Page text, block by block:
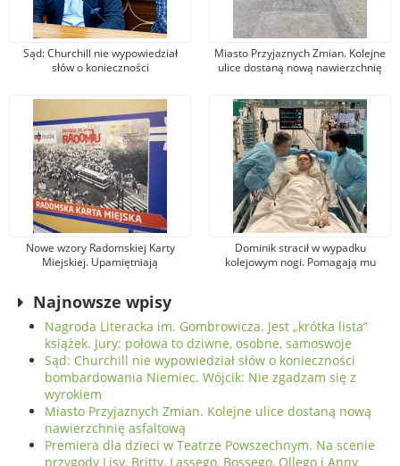
Sąd: Churchill nie wypowiedział
słów o konieczności
Nie zgadzam się z wyrokiem
Miasto Przyjaznych Zmian. Kolejne
ulice dostaną nową nawierzchnię
Nowe wzory Radomskiej Karty
Miejskiej. Upamiętniają
Dominik stracił w wypadku
kolejowym nogi. Pomagają mu
Najnowsze wpisy
Nagroda Literacka im. Gombrowicza. Jest „krótka lista”
książek. Jury: połowa to dziwne, osobne, samoswoje
Sąd: Churchill nie wypowiedział słów o konieczności
bombardowania Niemiec. Wójcik: Nie zgadzam się z
wyrokiem
Miasto Przyjaznych Zmian. Kolejne ulice dostaną nową
nawierzchnię asfaltową
Premiera dla dzieci w Teatrze Powszechnym. Na scenie
przygody Lisy, Britty, Lassego, Bossego, Ollego i Anny